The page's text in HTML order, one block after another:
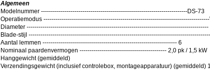
Algemeen
Modelnummer --------------------------------------------------------------------------DS-73
Operatiemodus
Diameter
Blade-stijl
Aantal lemmen -------------------------------------------------------------------- 6
Nominaal paardenvermogen -------------------------------------------- 2,0 pk / 1,5 kW
Hanggewicht (gemiddeld)
Verzendingsgewicht (inclusief controlebox, montageapparatuur) (gemiddeld)